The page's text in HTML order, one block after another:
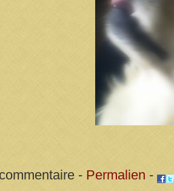
- Permalien -